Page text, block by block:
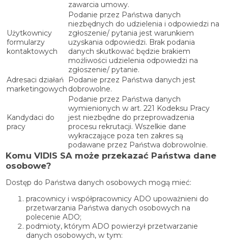
zawarcia umowy.
Użytkownicy
formularzy
kontaktowych
Podanie przez Państwa danych
niezbędnych do udzielenia i odpowiedzi na
zgłoszenie/ pytania jest warunkiem
uzyskania odpowiedzi. Brak podania
danych skutkować będzie brakiem
możliwości udzielenia odpowiedzi na
zgłoszenie/ pytanie.
Adresaci działań
marketingowych
Podanie przez Państwa danych jest
dobrowolne.
Kandydaci do
pracy
Podanie przez Państwa danych
wymienionych w art. 221 Kodeksu Pracy
jest niezbędne do przeprowadzenia
procesu rekrutacji. Wszelkie dane
wykraczające poza ten zakres są
podawane przez Państwa dobrowolnie.
Komu VIDIS SA może przekazać Państwa dane
osobowe?
Dostęp do Państwa danych osobowych mogą mieć:
pracownicy i współpracownicy ADO upoważnieni do
przetwarzania Państwa danych osobowych na
polecenie ADO;
podmioty, którym ADO powierzył przetwarzanie
danych osobowych, w tym: